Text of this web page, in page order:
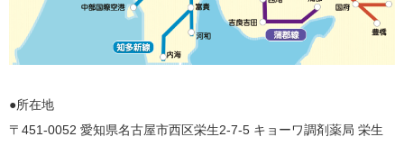
●所在地
〒451-0052 愛知県名古屋市西区栄生2-7-5 キョーワ調剤薬局 栄生